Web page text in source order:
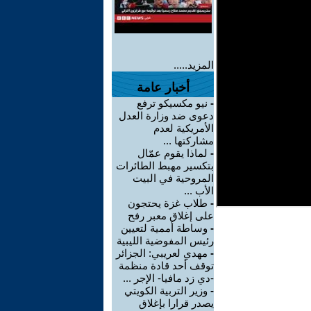
المزيد.....
أخبار عامة
- نيو مكسيكو ترفع
دعوى ضد وزارة العدل
الأمريكية لعدم
مشاركتها ...
- لماذا يقوم عمّال
بتكسير مهبط الطائرات
المروحية في البيت
الأب ...
- طلاب غزة يحتجون
على إغلاق معبر رفح
- وساطة أممية لتعيين
رئيس المفوضية الليبية
- مهدي لعريبي: الجزائر
توقف أحد قادة منظمة
-دي زد مافيا- الإجر ...
- وزير التربية الكويتي
يصدر قرارا بإغلاق